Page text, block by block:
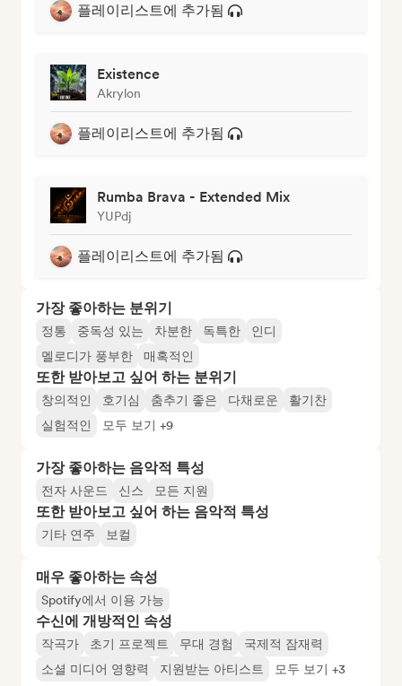
플레이리스트에 추가됨
Existence
Akrylon
플레이리스트에 추가됨
Rumba Brava - Extended Mix
YUPdj
플레이리스트에 추가됨
가장 좋아하는 분위기
정통 중독성 있는 차분한 독특한
인디
멜로디가 풍부한
매혹적인
또한 받아보고 싶어 하는 분위기
창의적인 호기심 춤추기 좋은 다채로운
활기찬
실험적인
모두 보기 +9
가장 좋아하는 음악적 특성
전자 사운드 신스 모든 지원
또한 받아보고 싶어 하는 음악적 특성
기타 연주 보컬
매우 좋아하는 속성
Spotify에서 이용 가능
수신에 개방적인 속성
작곡가 초기 프로젝트 무대 경험
국제적 잠재력
소셜 미디어 영향력
지원받는 아티스트 모두 보기 +3